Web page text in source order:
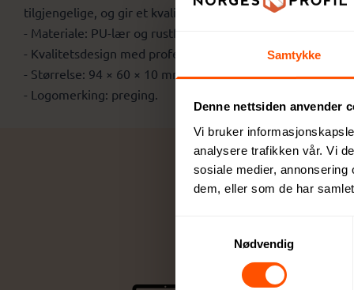
Samtykke
Denne nettsiden anvender
Vi bruker
analysere trafikken vår. Vi
sosiale medier,
dem, eller som de har
Nødvendig
tilgjengelige, og gir et kvalitetsmessig løft til enhver
- Materiale: PU-lær og rustfritt stål.
- Kvalitetsdesign med profesjonelt utseende.
- Størrelse: 94 × 60 × 10 mm.
- Logomerking: preging.